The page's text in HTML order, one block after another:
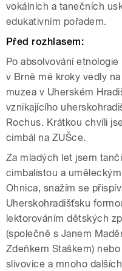
vokálních a tanečních
edukativním pořadem.
Před rozhlasem:
Po absolvování
v Brně mé kroky vedly
muzea v Uherském
vznikajícího
Rochus. Krátkou chvíli
cimbál na ZUŠce.
Za mladých let jsem
cimbalistou a
Ohnica, snažím se
Uherskohradišťsku
lektorováním dětských
(společně s Janem
Zdeňkem Staškem)
slivovice a mnoho